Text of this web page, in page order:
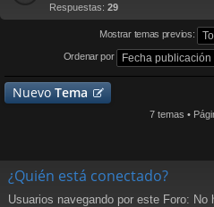
Respuestas: 29
Mostrar temas previos:
Ordenar por
Nuevo Tema
7 temas •
¿Quién está conectado?
Usuarios navegando por este Foro: